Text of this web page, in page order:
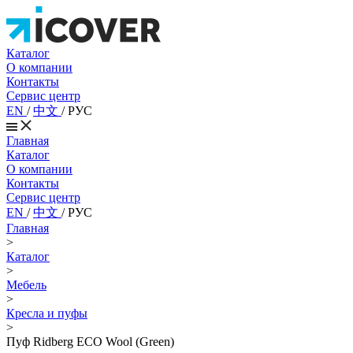
Каталог
О компании
Контакты
Сервис центр
EN /中文 /РУС
Главная
Каталог
О компании
Контакты
Сервис центр
EN /中文 /РУС
Главная
>
Каталог
>
Мебель
>
Кресла и пуфы
>
Пуф Ridberg ECO Wool (Green)